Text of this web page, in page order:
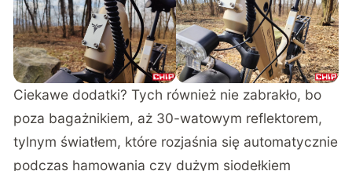
Ciekawe dodatki? Tych również nie zabrakło, bo
poza bagażnikiem, aż 30-watowym reflektorem,
tylnym światłem, które rozjaśnia się automatycznie
podczas hamowania czy dużym siodełkiem